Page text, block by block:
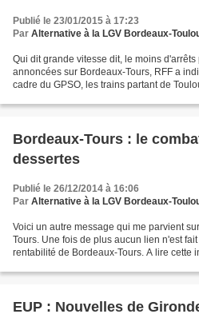
Publié le 23/01/2015 à 17:23
Par Alternative à la LGV Bordeaux-
Qui dit grande vitesse dit, le moins
annoncées sur Bordeaux-Tours, RFF a
cadre du GPSO, les trains partant de
Bordeaux-Tours : le
dessertes
Publié le 26/12/2014 à 16:06
Par Alternative à la LGV Bordeaux-
Voici un autre message qui me parvient
Tours. Une fois de plus aucun lien n'est
rentabilité de Bordeaux-Tours. A lire cette
EUP : Nouvelles de